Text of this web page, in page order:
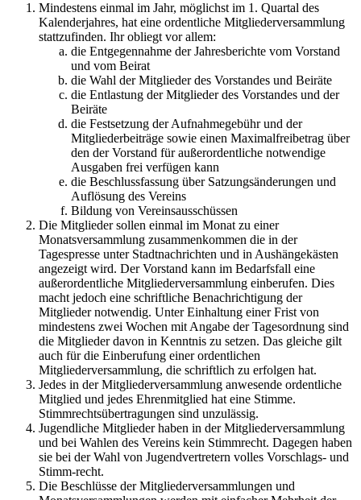
Mindestens einmal im Jahr, möglichst im 1. Quartal des
Kalenderjahres, hat eine ordentliche Mitgliederversammlung
stattzufinden. Ihr obliegt vor allem:
die Entgegennahme der Jahresberichte vom Vorstand
und vom Beirat
die Wahl der Mitglieder des Vorstandes und Beiräte
die Entlastung der Mitglieder des Vorstandes und der
Beiräte
die Festsetzung der Aufnahmegebühr und der
Mitgliederbeiträge sowie einen Maximalfreibetrag über
den der Vorstand für außerordentliche notwendige
Ausgaben frei verfügen kann
die Beschlussfassung über Satzungsänderungen und
Auflösung des Vereins
Bildung von Vereinsausschüssen
Die Mitglieder sollen einmal im Monat zu einer
Monatsversammlung zusammenkommen die in der
Tagespresse unter Stadtnachrichten und in Aushängekästen
angezeigt wird. Der Vorstand kann im Bedarfsfall eine
außerordentliche Mitgliederversammlung einberufen. Dies
macht jedoch eine schriftliche Benachrichtigung der
Mitglieder notwendig. Unter Einhaltung einer Frist von
mindestens zwei Wochen mit Angabe der Tagesordnung sind
die Mitglieder davon in Kenntnis zu setzen. Das gleiche gilt
auch für die Einberufung einer ordentlichen
Mitgliederversammlung, die schriftlich zu erfolgen hat.
Jedes in der Mitgliederversammlung anwesende ordentliche
Mitglied und jedes Ehrenmitglied hat eine Stimme.
Stimmrechtsübertragungen sind unzulässig.
Jugendliche Mitglieder haben in der Mitgliederversammlung
und bei Wahlen des Vereins kein Stimmrecht. Dagegen haben
sie bei der Wahl von Jugendvertretern volles Vorschlags- und
Stimm-recht.
Die Beschlüsse der Mitgliederversammlungen und